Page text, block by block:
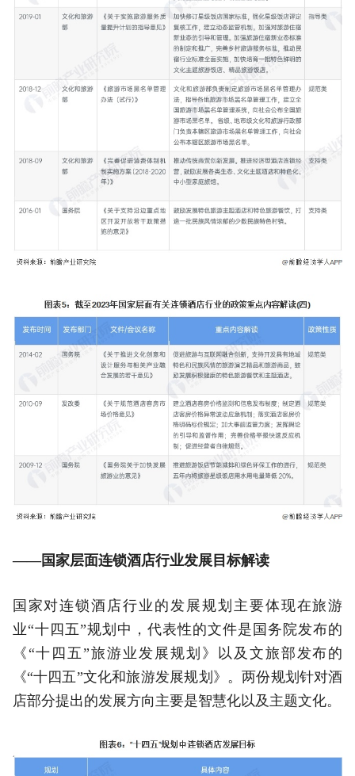
——国家层面连锁酒店行业发展目标解读
国家对连锁酒店行业的发展规划主要体现在旅游
业“十四五”规划中，代表性的文件是国务院发布的
《“十四五”旅游业发展规划》以及文旅部发布的
《“十四五”文化和旅游发展规划》。两份规划针对酒
店部分提出的发展方向主要是智慧化以及主题文化。